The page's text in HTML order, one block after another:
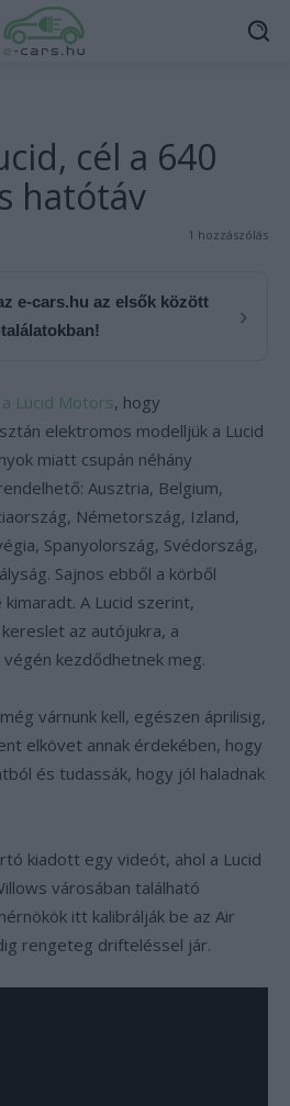
cél a 640
hatótáv
1 hozzászólás
e-cars.hu az elsők között
›
Lucid Motors, hogy
elektromos modelljük a Lucid
miatt csupán néhány
Ausztria, Belgium,
Németország, Izland,
Spanyolország, Svédország,
Sajnos ebből a körből
A Lucid szerint,
az autójukra, a
kezdődhetnek meg.
várnunk kell, egészen áprilisig,
elkövet annak érdekében, hogy
és tudassák, hogy jól haladnak
kiadott egy videót, ahol a Lucid
városában található
itt kalibrálják be az Air
rengeteg drifteléssel jár.